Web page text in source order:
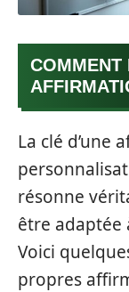
COMMENT
La clé d’une
résonne
être adaptée
Voici
propres